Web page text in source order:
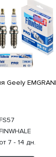
Geely
от 7 - 14 дн.